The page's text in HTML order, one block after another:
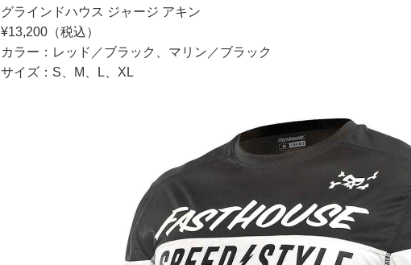
グラインドハウス ジャージ アキン
¥13,200（税込）
カラー：レッド／ブラック、マリン／ブラック
サイズ：S、M、L、XL